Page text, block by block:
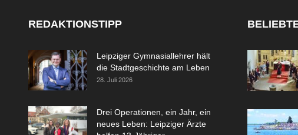
REDAKTIONSTIPP
Leipziger Gymnasiallehrer hält
die Stadtgeschichte am Leben
28. Juli 2026
Drei Operationen, ein Jahr, ein
neues Leben: Leipziger Ärzte